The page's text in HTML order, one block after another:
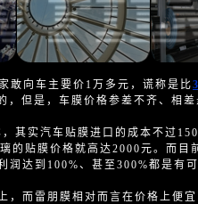
敢向车主要价1万多元，谎称是比
但是，车膜价格参差不齐、相
其实汽车贴膜进口的成本不过
贴膜价格就高达2000元。而目
达到100%、甚至300%都是有
而雷朋膜相对而言在价格上便宜